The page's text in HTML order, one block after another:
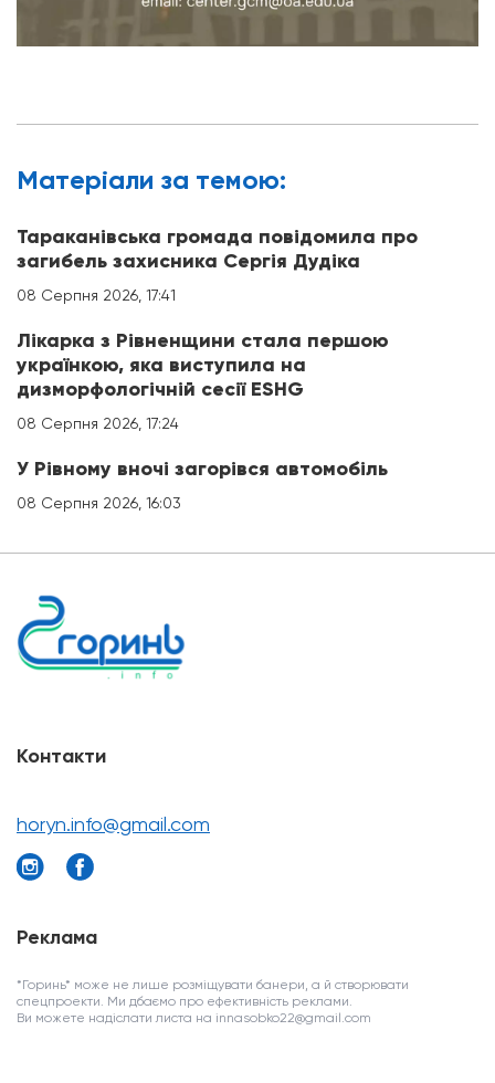
Матерiали за темою:
Тараканівська громада повідомила про
загибель захисника Сергія Дудіка
08 Серпня 2026, 17:41
Лікарка з Рівненщини стала першою
українкою, яка виступила на
дизморфологічній сесії ESHG
08 Серпня 2026, 17:24
У Рівному вночі загорівся автомобіль
08 Серпня 2026, 16:03
Контакти
horyn.info@gmail.com
Реклама
*Горинь* може не лише розміщувати банери, а й створювати
спецпроекти. Ми дбаємо про ефективність реклами.
Ви можете надіслати листа на innasobko22@gmail.com